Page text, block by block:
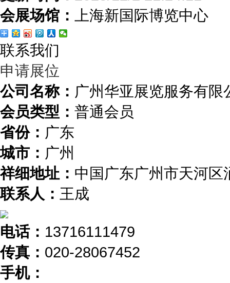
会展场馆：
上海新国际博览中心
联系我们
申请展位
公司名称： 广州华亚展览服务有限
会员类型： 普通会员
省份： 广东
城市： 广州
祥细地址： 中国广东广州市天河
联系人： 王成
电话： 13716111479
传真： 020-28067452
手机：